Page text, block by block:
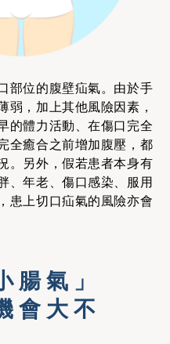
部位的腹壁疝氣。由於手
弱，加上其他風險因素，
的體力活動、在傷口完全
全癒合之前增加腹壓，都
。另外，假若患者本身有
、年老、傷口感染、服用
患上切口疝氣的風險亦會
腸氣」
會大不